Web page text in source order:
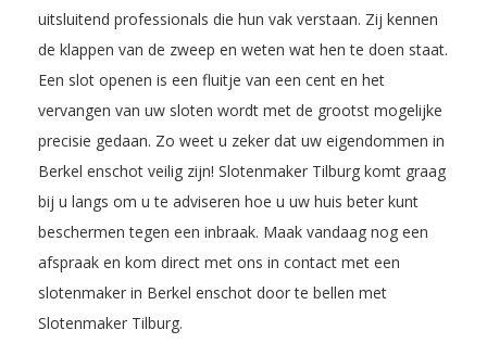
uitsluitend professionals die hun vak verstaan. Zij kennen
de klappen van de zweep en weten wat hen te doen staat.
Een slot openen is een fluitje van een cent en het
vervangen van uw sloten wordt met de grootst mogelijke
precisie gedaan. Zo weet u zeker dat uw eigendommen in
Berkel enschot veilig zijn! Slotenmaker Tilburg komt graag
bij u langs om u te adviseren hoe u uw huis beter kunt
beschermen tegen een inbraak. Maak vandaag nog een
afspraak en kom direct met ons in contact met een
slotenmaker in Berkel enschot door te bellen met
Slotenmaker Tilburg.